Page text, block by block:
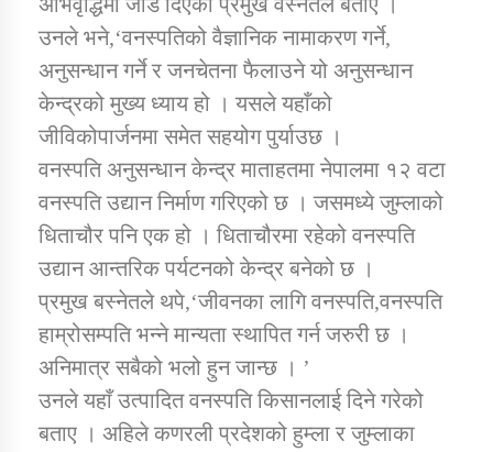
कर्णाली प्राविधि शिक्षालय जुम्लाको सुचना
तातोपानी गाउँपालिकाको न्यायिक समिति सम्बन्धी सन्देश
तातोपानी गाउँपालिका जुम्लाको महिला तथा लैङ्गिक हिंसा
सम्बन्धी सूचना सन्देश
उनले भने,‘वनस्पतिको वैज्ञानिक नामाकरण गर्ने,
अनुसन्धान गर्ने र जनचेतना फैलाउने यो अनुसन्धान
केन्द्रको मुख्य ध्याय हो । यसले यहाँको
जीविकोपार्जनमा समेत सहयोग पुर्याउछ ।
वनस्पति अनुसन्धान केन्द्र माताहतमा नेपालमा १२ वटा
वनस्पति उद्यान निर्माण गरिएको छ । जसमध्ये जुम्लाको
धिताचौर पनि एक हो । धिताचौरमा रहेको वनस्पति
उद्यान आन्तरिक पर्यटनको केन्द्र बनेको छ ।
प्रमुख बस्नेतले थपे,‘जीवनका लागि वनस्पति,वनस्पति
हाम्रोसम्पति भन्ने मान्यता स्थापित गर्न जरुरी छ ।
अनिमात्र सबैको भलो हुन जान्छ । ’
उनले यहाँ उत्पादित वनस्पति किसानलाई दिने गरेको
बताए । अहिले कणरली प्रदेशको हुम्ला र जुम्लाका